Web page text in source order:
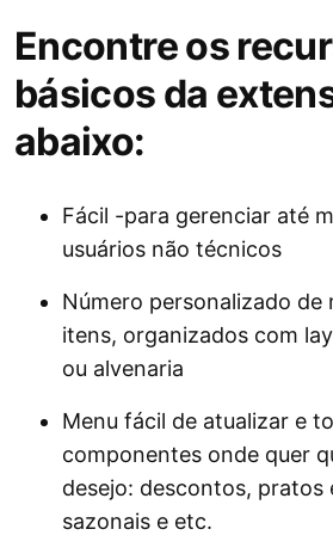
Encontre os
básicos da
abaixo:
Fácil -para gerenciar até
usuários não técnicos
Número personalizado de
itens, organizados com
ou alvenaria
Menu fácil de atualizar e
componentes onde quer
desejo: descontos, pratos
sazonais e etc.